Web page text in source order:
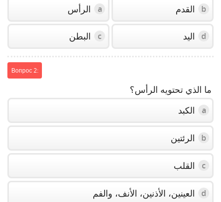
a الرأس b القدم
c البطن d اليد
Вопрос 2:
ما الذي تحتويه الرأس؟
a الكبد
b الرئتين
c القلب
d العينين، الأذنين، الأنف، والفم